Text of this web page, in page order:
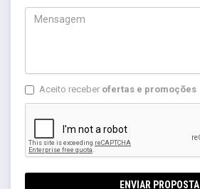
Aceito receber ofertas e promoções
ENVIAR PROPOSTA